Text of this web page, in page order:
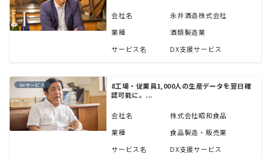
会社名
永井酒造株式会社
業種
酒類製造業
サービス名
DX支援サービス
DXサービス
8工場・従業員1,000人の生産データを翌日確
認可能に。...
会社名
株式会社昭和食品
業種
食品製造・販売業
サービス名
DX支援サービス